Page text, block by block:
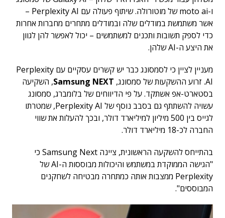
ו-moto ai של מוטורולה. שיתוף פעולה עם Perplexity AI –
אשר משתמשת במודלים שלה ובמודלים מתחרים מחברות אחרות
כדי לספק תשובות ותכנים למשתמשים – יכול לאפשר להן לגוון
את היצע ה-AI שלהן.
מעניין לציין כי לסמסונג כבר יש קשרים עסקיים עם Perplexity
AI. זרוע ההשקעות של סמסונג,
Samsung NEXT, השקיעה
בסטארט-אפ אשתקד. על פי הדיווחים של בלומברג, סמסונג
עשויה להשתתף גם בסבב נוסף של Perplexity AI, שמטרתו
לגייס בין 500 מיליון למיליארד דולר, ובכך להעלות את שווי
החברה לכ-18 מיליארד דולר.
בהתייחס להשקעה הראשונית, ציינה Samsung Next כי
"הגישה הממוקדת במשתמש והיכולות מבוססות ה-AI של
Perplexity ממצבות אותה כמתחרה מבטיחה לשחקנים
המבוססים".